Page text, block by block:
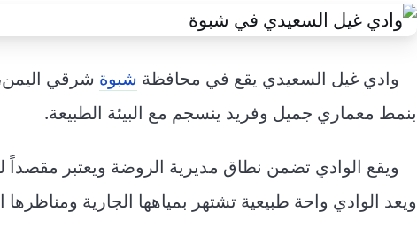
وادي غيل السعيدي يقع في محافظة شبوة شرقي
بنمط معماري جميل وفريد ينسجم مع البيئة الطبيعة.
ويقع الوادي تضمن نطاق مديرية الروضة ويعتبر مقصداً
ويعد الوادي واحة طبيعية تشتهر بمياهها الجارية ومناظرها